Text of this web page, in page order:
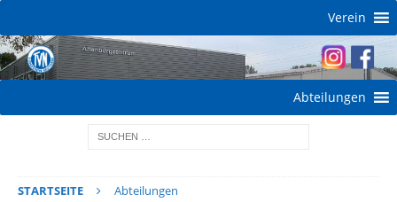
Verein
Abteilungen
STARTSEITE Abteilungen